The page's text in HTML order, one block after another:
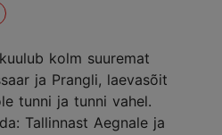
kolm suuremat
ja Prangli, laevasõit
tunni ja tunni vahel.
Tallinnast Aegnale ja